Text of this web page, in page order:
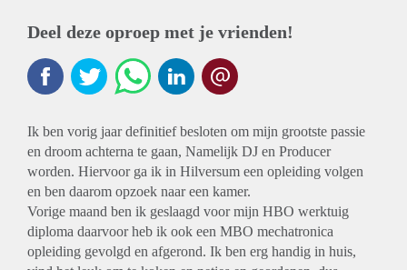
Deel deze oproep met je vrienden!
Ik ben vorig jaar definitief besloten om mijn grootste passie
en droom achterna te gaan, Namelijk DJ en Producer
worden. Hiervoor ga ik in Hilversum een opleiding volgen
en ben daarom opzoek naar een kamer.
Vorige maand ben ik geslaagd voor mijn HBO werktuig
diploma daarvoor heb ik ook een MBO mechatronica
opleiding gevolgd en afgerond. Ik ben erg handig in huis,